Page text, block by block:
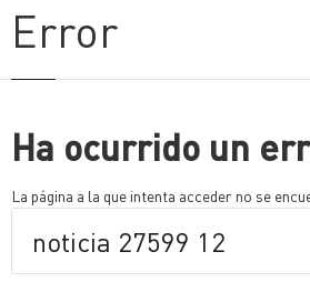
Error
Ha ocurrido un
La página a la que intenta acceder no se